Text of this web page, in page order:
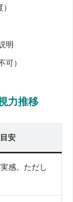
明
可）
力推移
安
感。ただし